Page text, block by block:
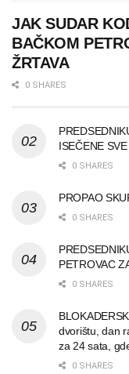
JAK SUDAR
BAČKOM
ŽRTAVA
0 SHARES
ISEČENE
0 SHARES
PROPAO
0 SHARES
PETROVAC
0 SHARES
dvorištu, dan
za 24 sata,
0 SHARES